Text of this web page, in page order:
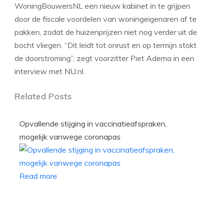
WoningBouwersNL een nieuw kabinet in te grijpen
door de fiscale voordelen van woningeigenaren af te
pakken, zodat de huizenprijzen niet nog verder uit de
bocht vliegen. “Dit leidt tot onrust en op termijn stokt
de doorstroming”, zegt voorzitter Piet Adema in een
interview met NU.nl.
Related Posts
Opvallende stijging in vaccinatieafspraken,
mogelijk vanwege coronapas
Read more